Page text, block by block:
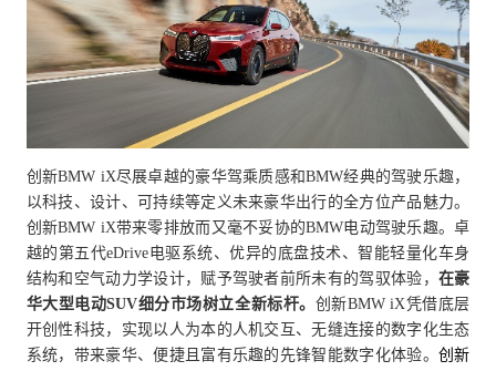
创新BMW iX尽展卓越的豪华驾乘质感和BMW经典的驾驶乐趣，
以科技、设计、可持续等定义未来豪华出行的全方位产品魅力。
创新BMW iX带来零排放而又毫不妥协的BMW电动驾驶乐趣。卓
越的第五代eDrive电驱系统、优异的底盘技术、智能轻量化车身
结构和空气动力学设计，赋予驾驶者前所未有的驾驭体验， 在豪
华大型电动SUV细分市场树立全新标杆。 创新BMW iX凭借底层
开创性科技，实现以人为本的人机交互、无缝连接的数字化生态
系统，带来豪华、便捷且富有乐趣的先锋智能数字化体验。 创新